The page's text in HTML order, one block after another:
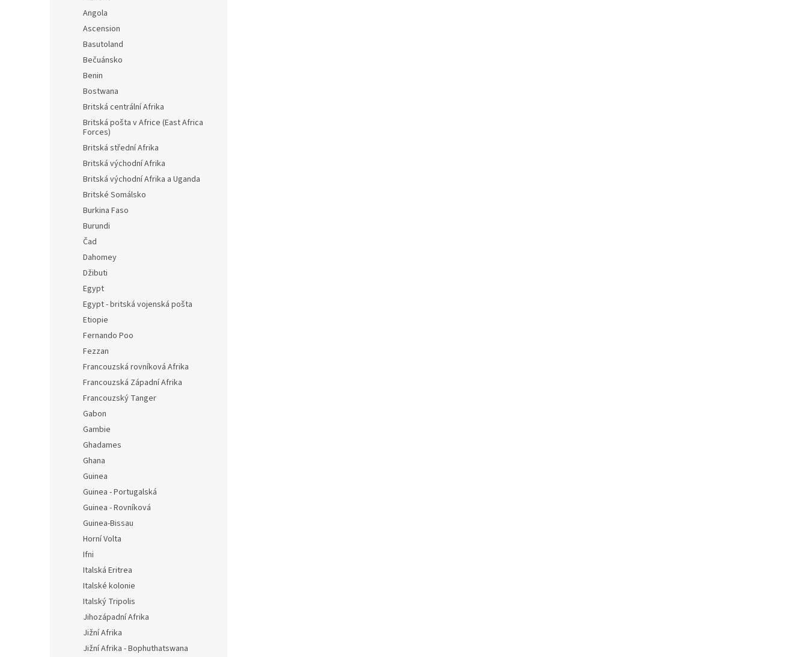
Angola
Ascension
Basutoland
Bečuánsko
Benin
Bostwana
Britská centrální Afrika
Britská pošta v Africe (East Africa
Forces)
Britská střední Afrika
Britská východní Afrika
Britská východní Afrika a Uganda
Britské Somálsko
Burkina Faso
Burundi
Čad
Dahomey
Džibuti
Egypt
Egypt - britská vojenská pošta
Etiopie
Fernando Poo
Fezzan
Francouzská rovníková Afrika
Francouzská Západní Afrika
Francouzský Tanger
Gabon
Gambie
Ghadames
Ghana
Guinea
Guinea - Portugalská
Guinea - Rovníková
Guinea-Bissau
Horní Volta
Ifni
Italská Eritrea
Italské kolonie
Italský Tripolis
Jihozápadní Afrika
Jižní Afrika
Jižní Afrika - Bophuthatswana